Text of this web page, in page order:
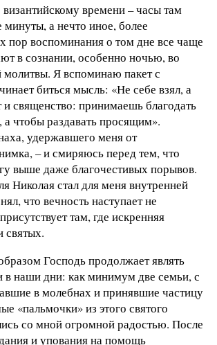
времени – часы там
а нечто иное, более
пор воспоминания о том дне все чаще
в сознании, особенно ночью, во
молитвы. Я вспоминаю пакет с
биться мысль: «Не себе взял, а
и священство: принимаешь благодать
а чтобы раздавать просящим».
удержавшего меня от
– и смиряюсь перед тем, что
выше даже благочестивых порывов.
Николая стал для меня внутренней
что вечность наступает не
там, где искренняя
святых.
Господь продолжает являть
наши дни: как минимум две семьи, с
в молебнах и принявшие частицу
«пальмочки» из этого святого
со мной огромной радостью. После
и упования на помощь